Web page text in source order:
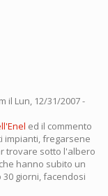
il Lun, 12/31/2007 -
ed il commento
impianti, fregarsene
trovare sotto l'albero
hanno subito un
giorni, facendosi